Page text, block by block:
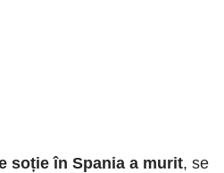
soție în Spania a murit, se